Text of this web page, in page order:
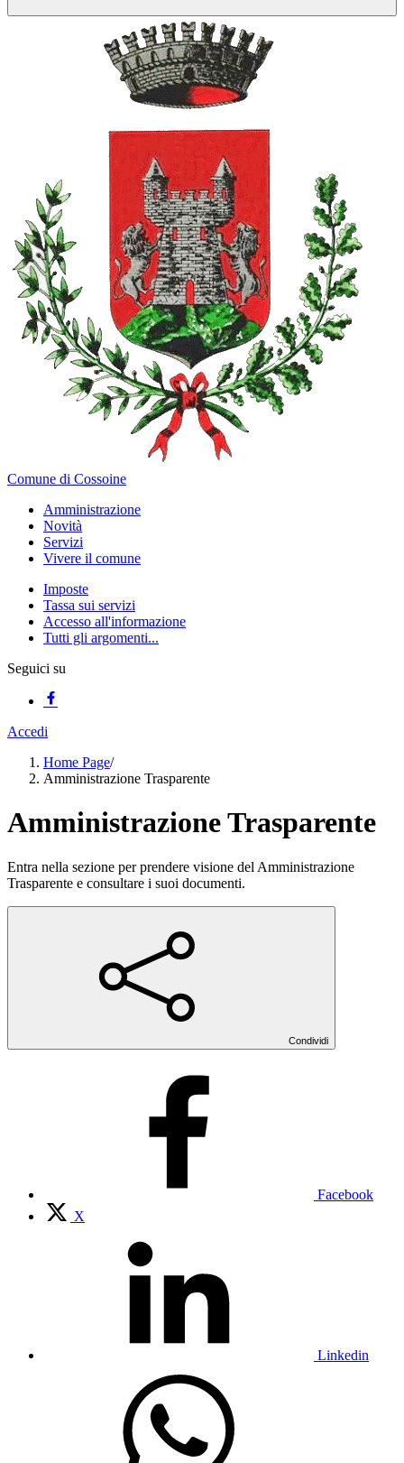
Comune di Cossoine
Amministrazione
Novità
Servizi
Vivere il comune
Imposte
Tassa sui servizi
Accesso all'informazione
Tutti gli argomenti...
Seguici su
Accedi
Home Page/
Amministrazione Trasparente
Amministrazione Trasparente
Entra nella sezione per prendere visione del Amministrazione
Trasparente e consultare i suoi documenti.
Condividi
Facebook
X
Linkedin